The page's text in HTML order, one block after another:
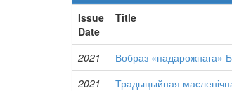
Issue
Date
Title
2021 Вобраз «падарожнага»
2021
Традыцыйная